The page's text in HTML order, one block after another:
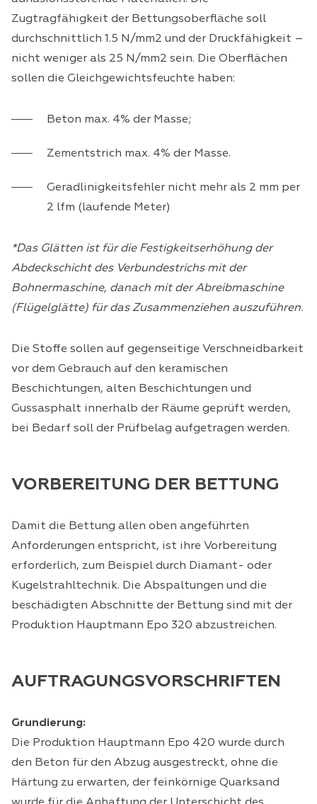
Zugtragfähigkeit der Bettungsoberfläche soll
durchschnittlich 1.5 N/mm2 und der Druckfähigkeit –
nicht weniger als 25 N/mm2 sein. Die Oberflächen
sollen die Gleichgewichtsfeuchte haben:
Beton max. 4% der Masse;
Zementstrich max. 4% der Masse.
Geradlinigkeitsfehler nicht mehr als 2 mm per
2 lfm (laufende Meter)
*Das Glätten ist für die Festigkeitserhöhung der
Abdeckschicht des Verbundestrichs mit der
Bohnermaschine, danach mit der Abreibmaschine
(Flügelglätte) für das Zusammenziehen auszuführen.
Die Stoffe sollen auf gegenseitige Verschneidbarkeit
vor dem Gebrauch auf den keramischen
Beschichtungen, alten Beschichtungen und
Gussasphalt innerhalb der Räume geprüft werden,
bei Bedarf soll der Prüfbelag aufgetragen werden.
VORBEREITUNG DER BETTUNG
Damit die Bettung allen oben angeführten
Anforderungen entspricht, ist ihre Vorbereitung
erforderlich, zum Beispiel durch Diamant- oder
Kugelstrahltechnik. Die Abspaltungen und die
beschädigten Abschnitte der Bettung sind mit der
Produktion Hauptmann Epo 320 abzustreichen.
AUFTRAGUNGSVORSCHRIFTEN
Grundierung:
Die Produktion Hauptmann Epo 420 wurde durch
den Beton für den Abzug ausgestreckt, ohne die
Härtung zu erwarten, der feinkörnige Quarksand